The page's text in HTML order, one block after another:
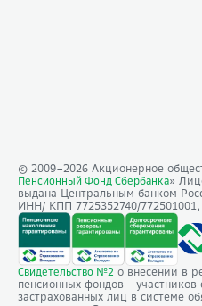
© 2009–2026 Акционерное
Пенсионный Фонд Сбербанка»
выдана Центральным банком
ИНН/ КПП 7725352740/
Свидетельство №2 о внесении в
пенсионных фондов -
застрахованных лиц в системе